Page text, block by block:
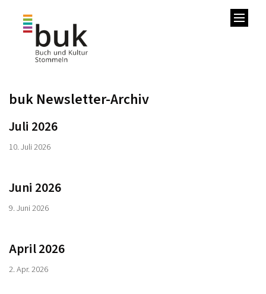
buk Newsletter-Archiv
Juli 2026
10. Juli 2026
Juni 2026
9. Juni 2026
April 2026
2. Apr. 2026